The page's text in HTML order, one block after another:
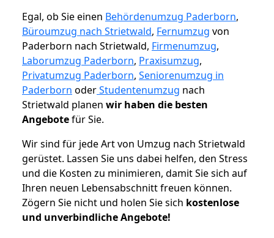
Egal, ob Sie einen Behördenumzug Paderborn,
Büroumzug nach Strietwald, Fernumzug von
Paderborn nach Strietwald, Firmenumzug,
Laborumzug Paderborn, Praxisumzug,
Privatumzug Paderborn, Seniorenumzug in
Paderborn oderStudentenumzug nach
Strietwald planen wir haben die besten
Angebotefür Sie.
Wir sind für jede Art von Umzug nach Strietwald
gerüstet. Lassen Sie uns dabei helfen, den Stress
und die Kosten zu minimieren, damit Sie sich auf
Ihren neuen Lebensabschnitt freuen können.
Zögern Sie nicht und holen Sie sich kostenlose
und unverbindliche Angebote!